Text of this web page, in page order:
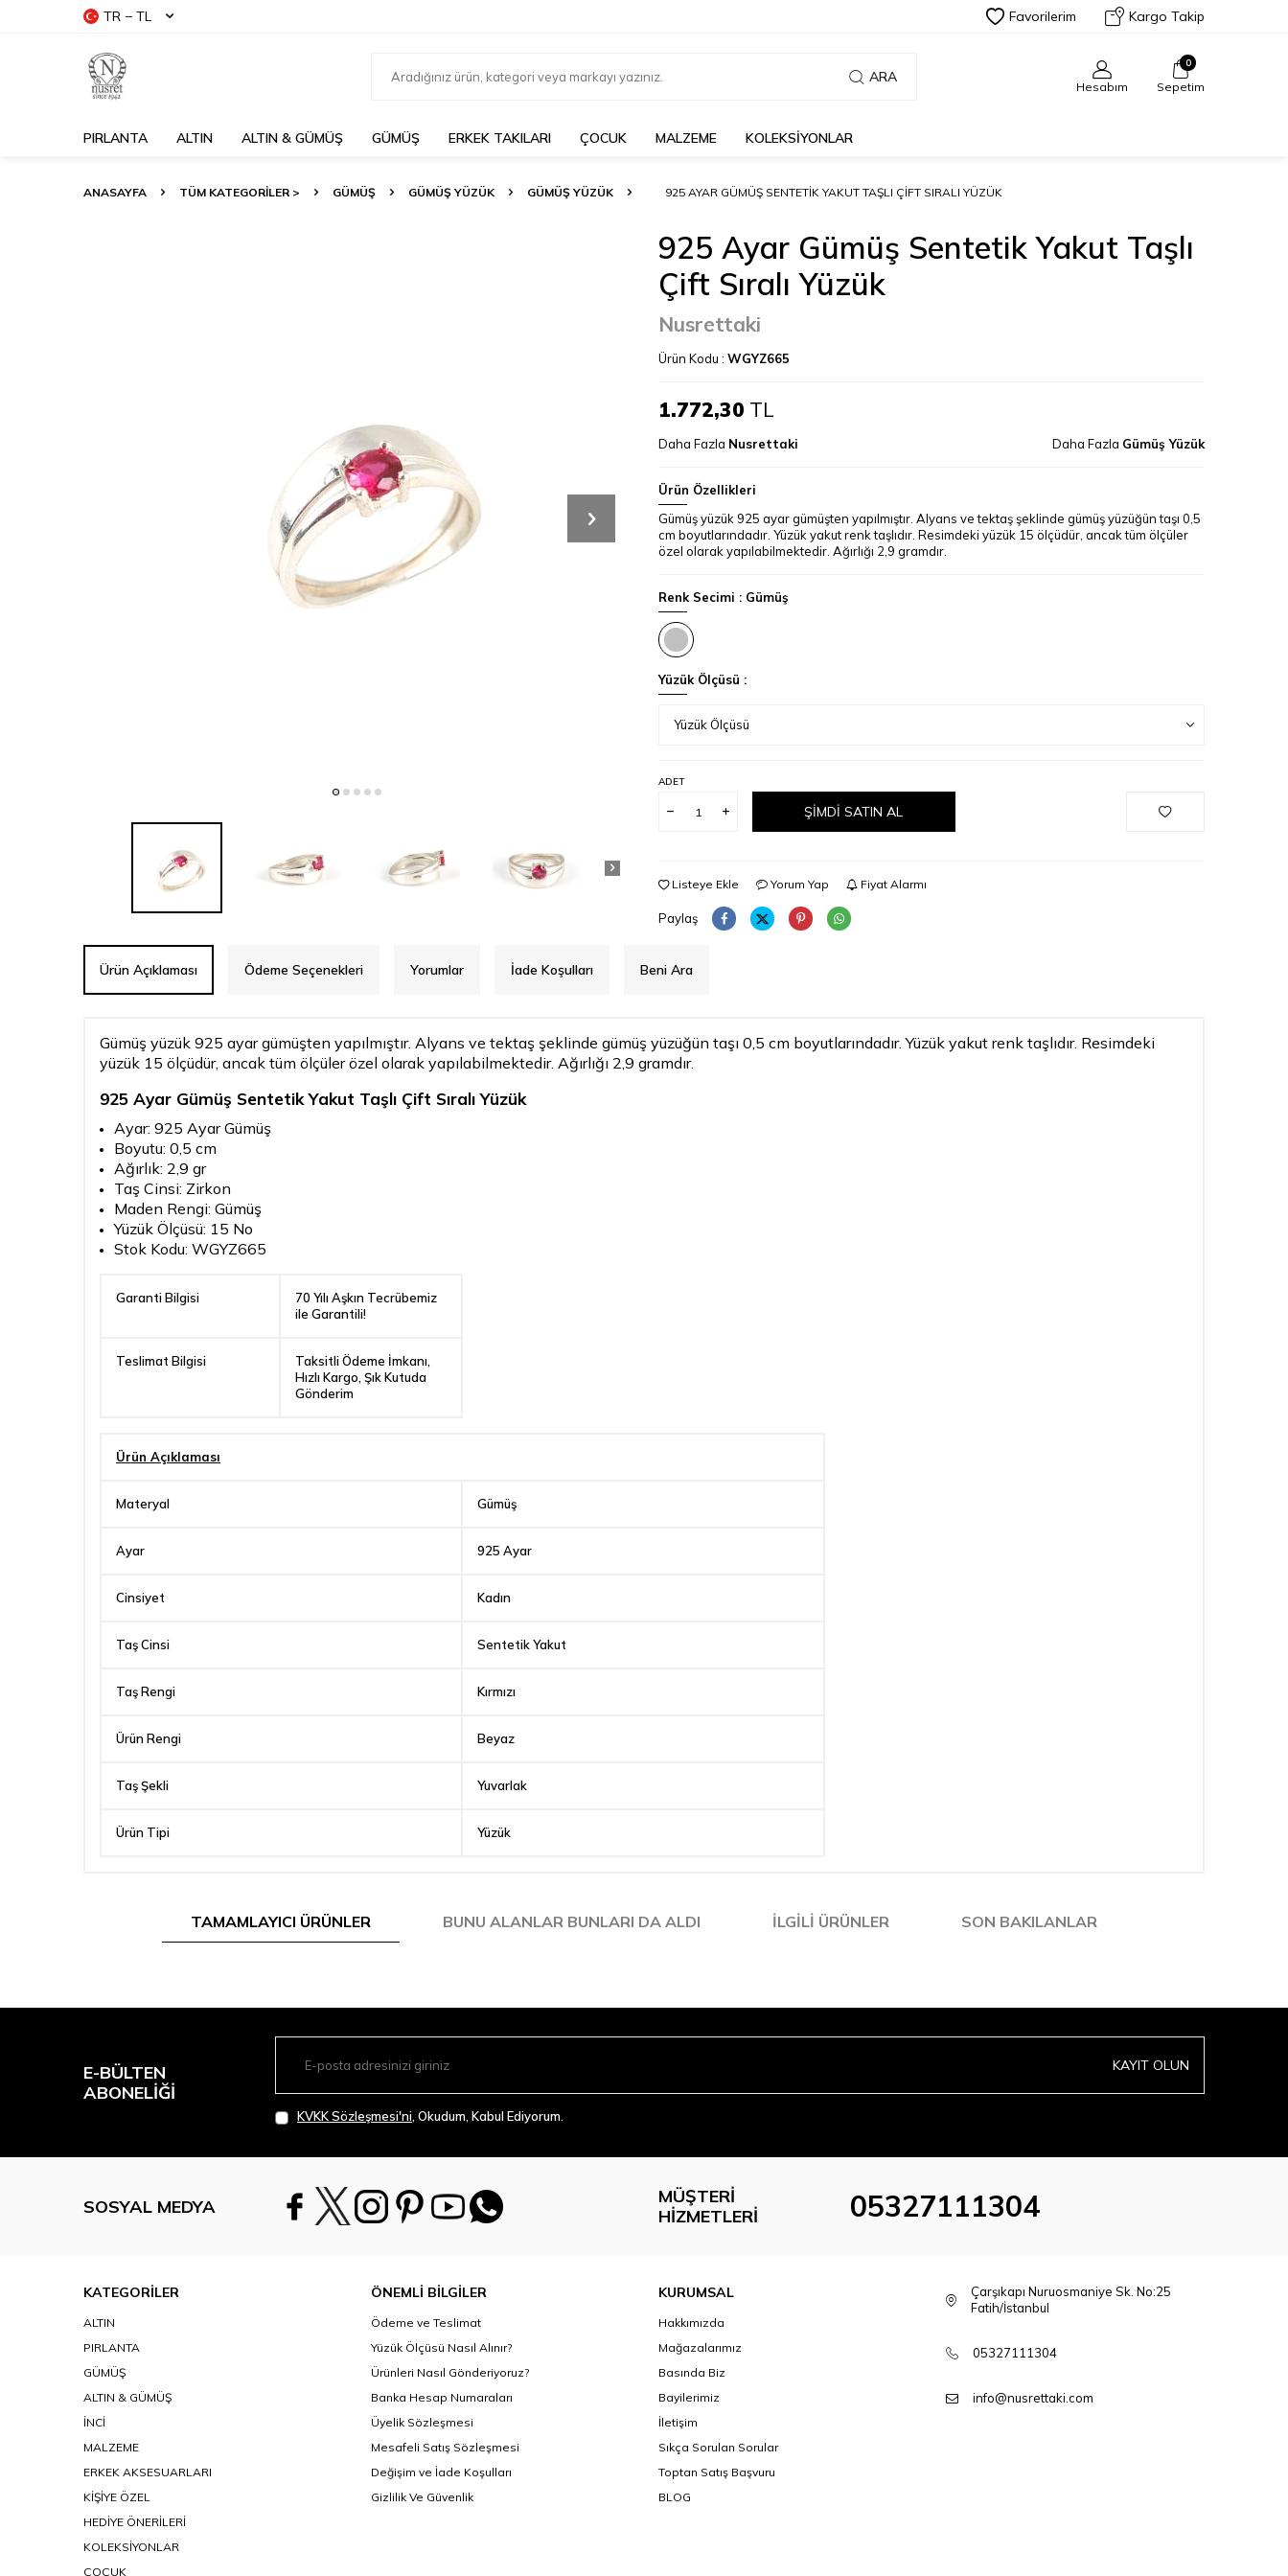
TR − TL Favorilerim Kargo Takip
ARA
Hesabım
0
Sepetim
PIRLANTA ALTIN ALTIN & GÜMÜŞ GÜMÜŞ ERKEK TAKILARI ÇOCUK MALZEME KOLEKSİYONLAR
ANASAYFA TÜM KATEGORİLER > GÜMÜŞ GÜMÜŞ YÜZÜK GÜMÜŞ YÜZÜK 925 AYAR GÜMÜŞ SENTETIK YAKUT TAŞLI ÇIFT SIRALI YÜZÜK
925 Ayar Gümüş Sentetik Yakut Taşlı
Çift Sıralı Yüzük
Nusrettaki
Ürün Kodu : WGYZ665
1.772,30 TL
Daha Fazla Nusrettaki Daha Fazla Gümüş Yüzük
Ürün Özellikleri
Gümüş yüzük 925 ayar gümüşten yapılmıştır. Alyans ve tektaş şeklinde gümüş yüzüğün taşı 0,5
cm boyutlarındadır. Yüzük yakut renk taşlıdır. Resimdeki yüzük 15 ölçüdür, ancak tüm ölçüler
özel olarak yapılabilmektedir. Ağırlığı 2,9 gramdır.
Renk Secimi : Gümüş
Yüzük Ölçüsü :
ADET
ŞIMDI SATIN AL
Listeye Ekle Yorum Yap Fiyat Alarmı
Paylaş
Ürün Açıklaması Ödeme Seçenekleri Yorumlar İade Koşulları Beni Ara
Gümüş yüzük 925 ayar gümüşten yapılmıştır. Alyans ve tektaş şeklinde gümüş yüzüğün taşı 0,5 cm boyutlarındadır. Yüzük yakut renk taşlıdır. Resimdeki
yüzük 15 ölçüdür, ancak tüm ölçüler özel olarak yapılabilmektedir. Ağırlığı 2,9 gramdır.
925 Ayar Gümüş Sentetik Yakut Taşlı Çift Sıralı Yüzük
Ayar: 925 Ayar Gümüş
Boyutu: 0,5 cm
Ağırlık: 2,9 gr
Taş Cinsi: Zirkon
Maden Rengi: Gümüş
Yüzük Ölçüsü: 15 No
Stok Kodu: WGYZ665
Garanti Bilgisi
70 Yılı Aşkın Tecrübemiz
ile Garantili!
Teslimat Bilgisi
Taksitli Ödeme İmkanı,
Hızlı Kargo, Şık Kutuda
Gönderim
Ürün Açıklaması
Materyal Gümüş
Ayar 925 Ayar
Cinsiyet Kadın
Taş Cinsi Sentetik Yakut
Taş Rengi Kırmızı
Ürün Rengi Beyaz
Taş Şekli Yuvarlak
Ürün Tipi Yüzük
TAMAMLAYICI ÜRÜNLER BUNU ALANLAR BUNLARI DA ALDI İLGILI ÜRÜNLER SON BAKILANLAR
E-BÜLTEN
ABONELIĞI
KAYIT OLUN
KVKK Sözleşmesi'ni , Okudum, Kabul Ediyorum.
SOSYAL MEDYA
MÜŞTERI
HIZMETLERI
05327111304
KATEGORİLER
ALTIN
PIRLANTA
GÜMÜŞ
ALTIN & GÜMÜŞ
İNCİ
MALZEME
ERKEK AKSESUARLARI
KİŞİYE ÖZEL
HEDİYE ÖNERİLERİ
KOLEKSİYONLAR
ÇOÇUK
ÖNEMLİ BİLGİLER
Ödeme ve Teslimat
Yüzük Ölçüsü Nasıl Alınır?
Ürünleri Nasıl Gönderiyoruz?
Banka Hesap Numaraları
Üyelik Sözleşmesi
Mesafeli Satış Sözleşmesi
Değişim ve İade Koşulları
Gizlilik Ve Güvenlik
KURUMSAL
Hakkımızda
Mağazalarımız
Basında Biz
Bayilerimiz
İletişim
Sıkça Sorulan Sorular
Toptan Satış Başvuru
BLOG
Çarşıkapı Nuruosmaniye Sk. No:25
Fatih/İstanbul
05327111304
info@nusrettaki.com